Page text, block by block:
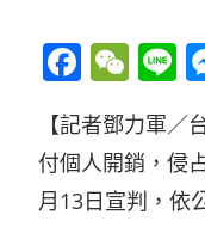
【記者鄧力軍
付個人開銷，侵
月13日宣判，依